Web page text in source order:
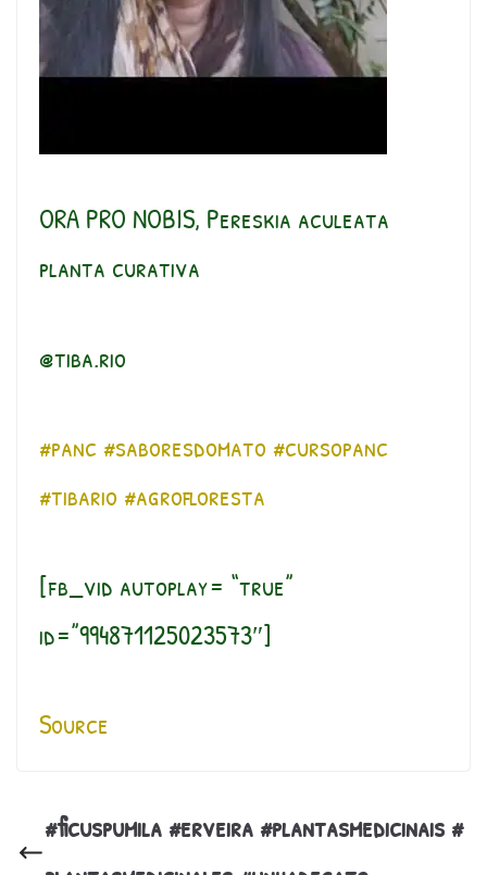
ORA PRO NOBIS, Pereskia aculeata
planta curativa
@tiba.rio
#panc #saboresdomato #cursopanc
#tibario #agrofloresta
[fb_vid autoplay= “true”
id=”994871125023573″]
Source
#ficuspumila #erveira #plantasmedicinais #